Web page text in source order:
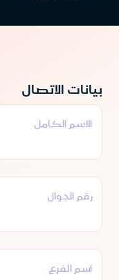
بيانات الاتصال
الاسم الكامل
رقم الجوال
اسم الفرع